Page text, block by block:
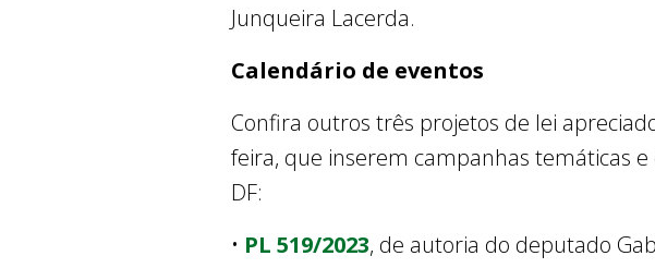
Junqueira Lacerda.
Calendário de eventos
Confira outros três projetos de lei
feira, que inserem campanhas temáticas
DF:
• PL 519/2023, de autoria do deputado